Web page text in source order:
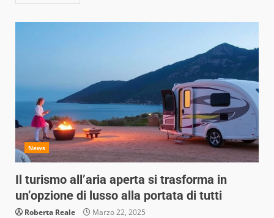
News
Il turismo all’aria aperta si trasforma in
un’opzione di lusso alla portata di tutti
Roberta Reale Marzo 22, 2025